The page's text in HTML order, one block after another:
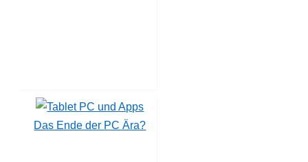
Das Ende der PC Ära?